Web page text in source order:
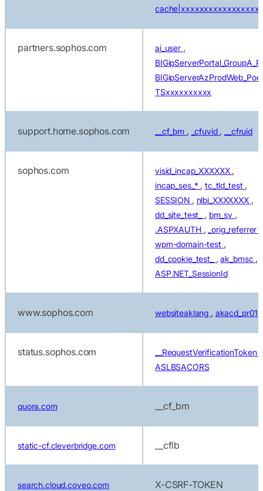
partners.sophos.com ai_user ,
TSxxxxxxxxxx
support.home.sophos.com __cf_bm , _cfuvid , __cfruid
sophos.com visid_incap_XXXXXX ,
incap_ses_* ,tc_tld_test ,
SESSION , nlbi_XXXXXXX ,
dd_site_test_ , bm_sv ,
.ASPXAUTH , _orig_referrer
wpm-domain-test ,
dd_cookie_test_ ,ak_bmsc ,
ASP.NET_SessionId
www.sophos.com websiteaklang , akacd_pr01
status.sophos.com __RequestVerificationToken
ASLBSACORS
quora.com __cf_bm
static-cf.cleverbridge.com __cflb
search.cloud.coveo.com X-CSRF-TOKEN